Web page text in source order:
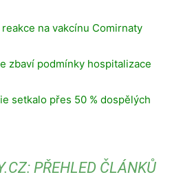
na vakcínu Comirnaty
zbaví podmínky hospitalizace
setkalo přes 50 % dospělých
PŘEHLED ČLÁNKŮ